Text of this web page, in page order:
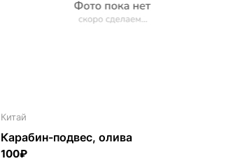
Китай
Карабин-подвес, олива
100₽